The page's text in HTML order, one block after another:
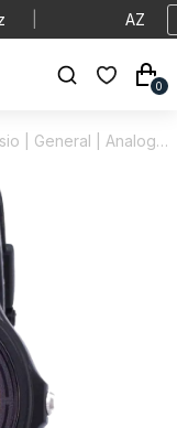
AZ
0
| General | Analog | MQ-76-1ALDF